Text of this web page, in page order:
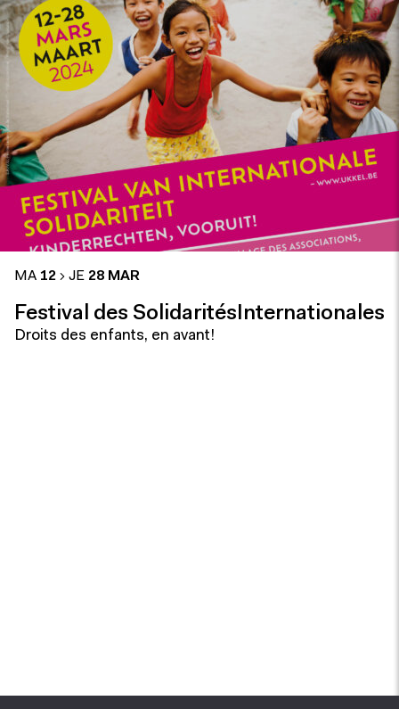
MA 12 JE 28 MAR
Festival des SolidaritésInternationales
Droits des enfants, en avant!